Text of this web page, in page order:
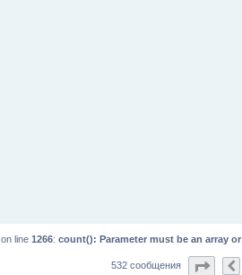
on line 1266: count(): Parameter must be an array
532 сообщения